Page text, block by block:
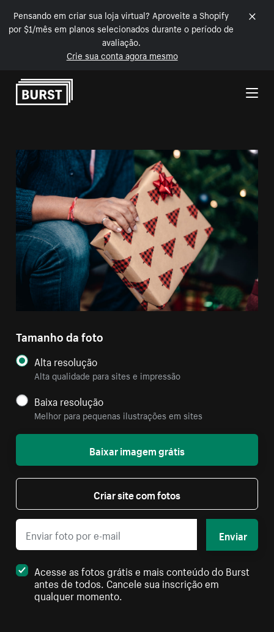
Pensando em criar sua loja virtual? Aproveite a Shopify
por $1/mês em planos selecionados durante o período de
avaliação.
Crie sua conta agora mesmo
Pular para o conteúdo
Tamanho da foto
Alta resolução
Alta qualidade para sites e impressão
Baixa resolução
Melhor para pequenas ilustrações em sites
Baixar imagem grátis
Criar site com fotos
Enviar
Acesse as fotos grátis e mais conteúdo do Burst
antes de todos. Cancele sua inscrição em
qualquer momento.